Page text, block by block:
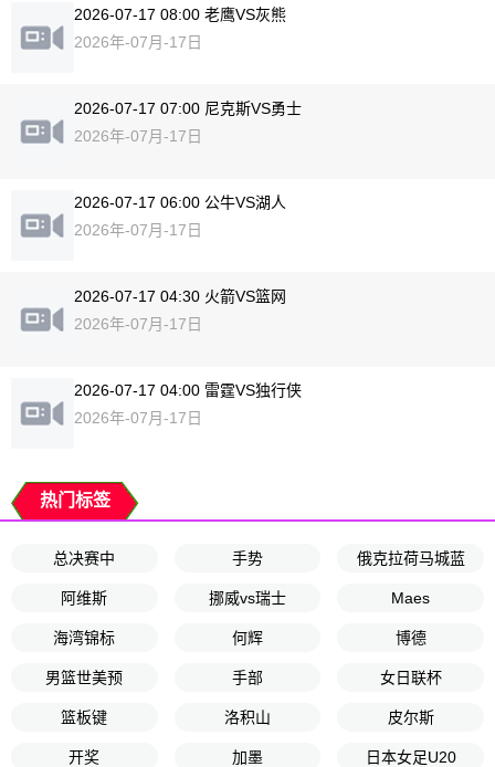
2026-07-17 08:00 老鹰VS灰熊
2026年-07月-17日
2026-07-17 07:00 尼克斯VS勇士
2026年-07月-17日
2026-07-17 06:00 公牛VS湖人
2026年-07月-17日
2026-07-17 04:30 火箭VS篮网
2026年-07月-17日
2026-07-17 04:00 雷霆VS独行侠
2026年-07月-17日
热门标签
总决赛中 手势 俄克拉荷马城蓝
阿维斯 挪威vs瑞士 Maes
海湾锦标 何辉 博德
男篮世美预 手部 女日联杯
篮板键 洛积山 皮尔斯
开奖 加墨 日本女足U20